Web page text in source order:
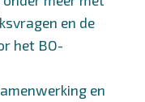
en de
het BO-
en